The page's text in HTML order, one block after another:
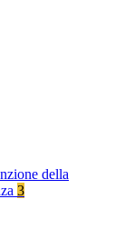
della
3